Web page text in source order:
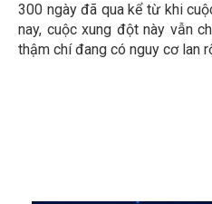
300 ngày đã qua kể từ khi
nay, cuộc xung đột này vẫn
thậm chí đang có nguy cơ lan